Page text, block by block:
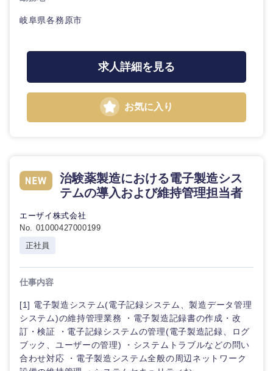
岐阜県各務原市
求人詳細を見る
お気に入り
治験薬製造における電子製造シス
テムの導入および維持管理担当者
エーザイ株式会社
No. 01000427000199
正社員
仕事内容
[1] 電子製造システム(電子記録システム、製造データ管理
システム)の維持管理業務 ・電子製造記録書の作成・改
訂・検証 ・電子記録システムの管理(電子製造記録、ログ
ブック、ユーザーの管理) ・システムトラブルなどの問い
合わせ対応 ・電子製造システム全般の周辺ネットワーク